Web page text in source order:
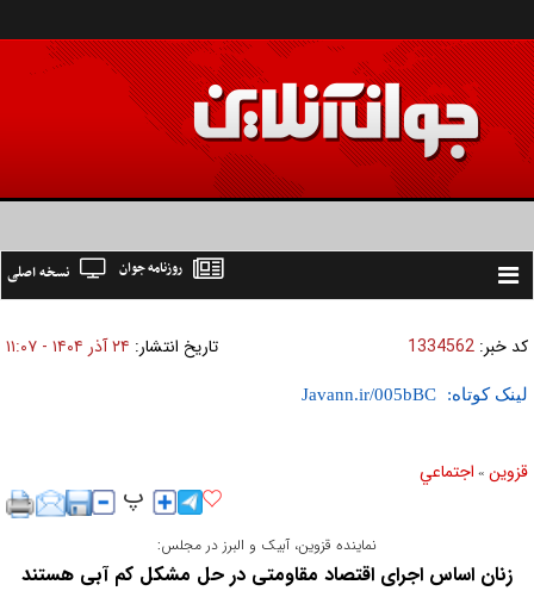
Toggle
نسخه اصلی روزنامه جوان
کد خبر: 1334562 تاریخ انتشار: ۲۴ آذر ۱۴۰۴ - ۱۱:۰۷
لینک کوتاه:
قزوین » اجتماعي
نماینده قزوین، آبیک و البرز در مجلس:
زنان اساس اجرای اقتصاد مقاومتی در حل مشکل کم آبی هستند